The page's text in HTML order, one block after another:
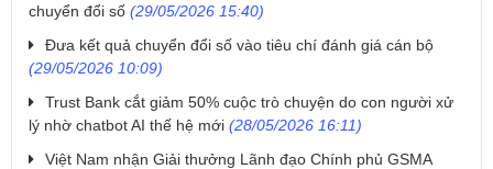
chuyển đổi số (29/05/2026 15:40)
​Đưa kết quả chuyển đổi số vào tiêu chí đánh giá cán bộ
(29/05/2026 10:09)
Trust Bank cắt giảm 50% cuộc trò chuyện do con người xử
lý nhờ chatbot AI thế hệ mới (28/05/2026 16:11)
​Việt Nam nhận Giải thưởng Lãnh đạo Chính phủ GSMA